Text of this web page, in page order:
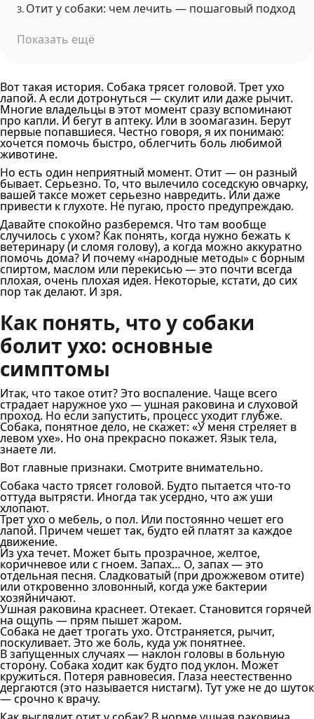
3. Отит у собаки: чем лечить — пошаговый подход
Показать ещё
Вот такая история. Собака трясет головой. Трет ухо
лапой. А если дотронуться — скулит или даже рычит.
Многие владельцы в этот момент сразу вспоминают
про капли. И бегут в аптеку. Или в зоомагазин. Берут
первые попавшиеся. Честно говоря, я их понимаю:
хочется помочь быстро, облегчить боль любимой
животине.
Но есть один неприятный момент. Отит — он разный
бывает. Серьезно. То, что вылечило соседскую овчарку,
вашей таксе может серьезно навредить. Или даже
привести к глухоте. Не пугаю, просто предупреждаю.
Давайте спокойно разберемся. Что там вообще
случилось с ухом? Как понять, когда нужно бежать к
ветеринару (и сломя голову), а когда можно аккуратно
помочь дома? И почему «народные методы» с борным
спиртом, маслом или перекисью — это почти всегда
плохая, очень плохая идея. Некоторые, кстати, до сих
пор так делают. И зря.
Как понять, что у собаки
болит ухо: основные
симптомы
Итак, что такое отит? Это воспаление. Чаще всего
страдает наружное ухо — ушная раковина и слуховой
проход. Но если запустить, процесс уходит глубже.
Собака, понятное дело, не скажет: «У меня стреляет в
левом ухе». Но она прекрасно покажет. Язык тела,
знаете ли.
Вот главные признаки. Смотрите внимательно.
Собака часто трясет головой. Будто пытается что-то
оттуда вытрясти. Иногда так усердно, что аж уши
хлопают.
Трет ухо о мебель, о пол. Или постоянно чешет его
лапой. Причем чешет так, будто ей платят за каждое
движение.
Из уха течет. Может быть прозрачное, желтое,
коричневое или с гноем. Запах… О, запах — это
отдельная песня. Сладковатый (при дрожжевом отите)
или откровенно зловонный, когда уже бактерии
хозяйничают.
Ушная раковина краснеет. Отекает. Становится горячей
на ощупь — прям пышет жаром.
Собака не дает трогать ухо. Отстраняется, рычит,
поскуливает. Это же боль, куда уж понятнее.
В запущенных случаях — наклон головы в больную
сторону. Собака ходит как будто под уклон. Может
кружиться. Потеря равновесия. Глаза неестественно
дергаются (это называется нистагм). Тут уже не до шуток
— срочно к врачу.